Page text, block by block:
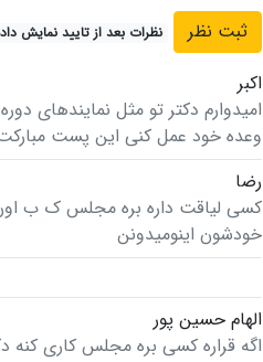
نظرات بعد از تایید نمایش
اکبر
امیدوارم دکتر تو مثل نمایندهای
وعده خود عمل کنی این پست
رضا
کسی لیاقت داره بره مجلس ک ب اون
خودشون اینومیدونن
الهام حسین پور
اگه قراره کسی بره مجلس کاری